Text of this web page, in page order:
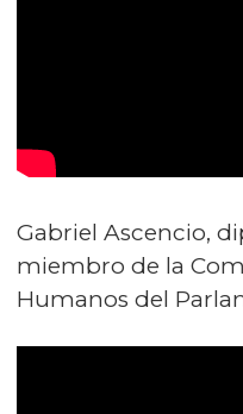
Gabriel Ascencio,
miembro de la
Humanos del